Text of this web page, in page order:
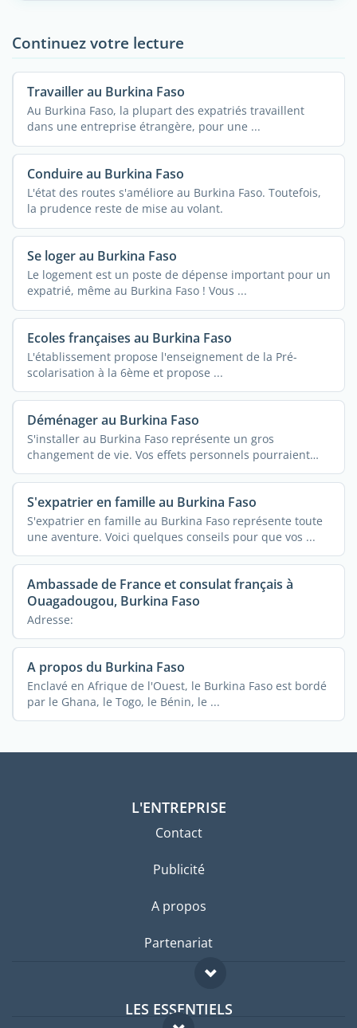
Continuez votre lecture
Travailler au Burkina Faso
Au Burkina Faso, la plupart des expatriés travaillent
dans une entreprise étrangère, pour une ...
Conduire au Burkina Faso
L'état des routes s'améliore au Burkina Faso. Toutefois,
la prudence reste de mise au volant.
Se loger au Burkina Faso
Le logement est un poste de dépense important pour un
expatrié, même au Burkina Faso ! Vous ...
Ecoles françaises au Burkina Faso
L'établissement propose l'enseignement de la Pré-
scolarisation à la 6ème et propose ...
Déménager au Burkina Faso
S'installer au Burkina Faso représente un gros
changement de vie. Vos effets personnels pourraient
vous ...
S'expatrier en famille au Burkina Faso
S'expatrier en famille au Burkina Faso représente toute
une aventure. Voici quelques conseils pour que vos ...
Ambassade de France et consulat français à
Ouagadougou, Burkina Faso
Adresse:
A propos du Burkina Faso
Enclavé en Afrique de l'Ouest, le Burkina Faso est bordé
par le Ghana, le Togo, le Bénin, le ...
L'ENTREPRISE
Contact
Publicité
A propos
Partenariat
LES ESSENTIELS